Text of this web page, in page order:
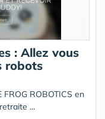
: Allez vous
robots
ROBOTICS en
...